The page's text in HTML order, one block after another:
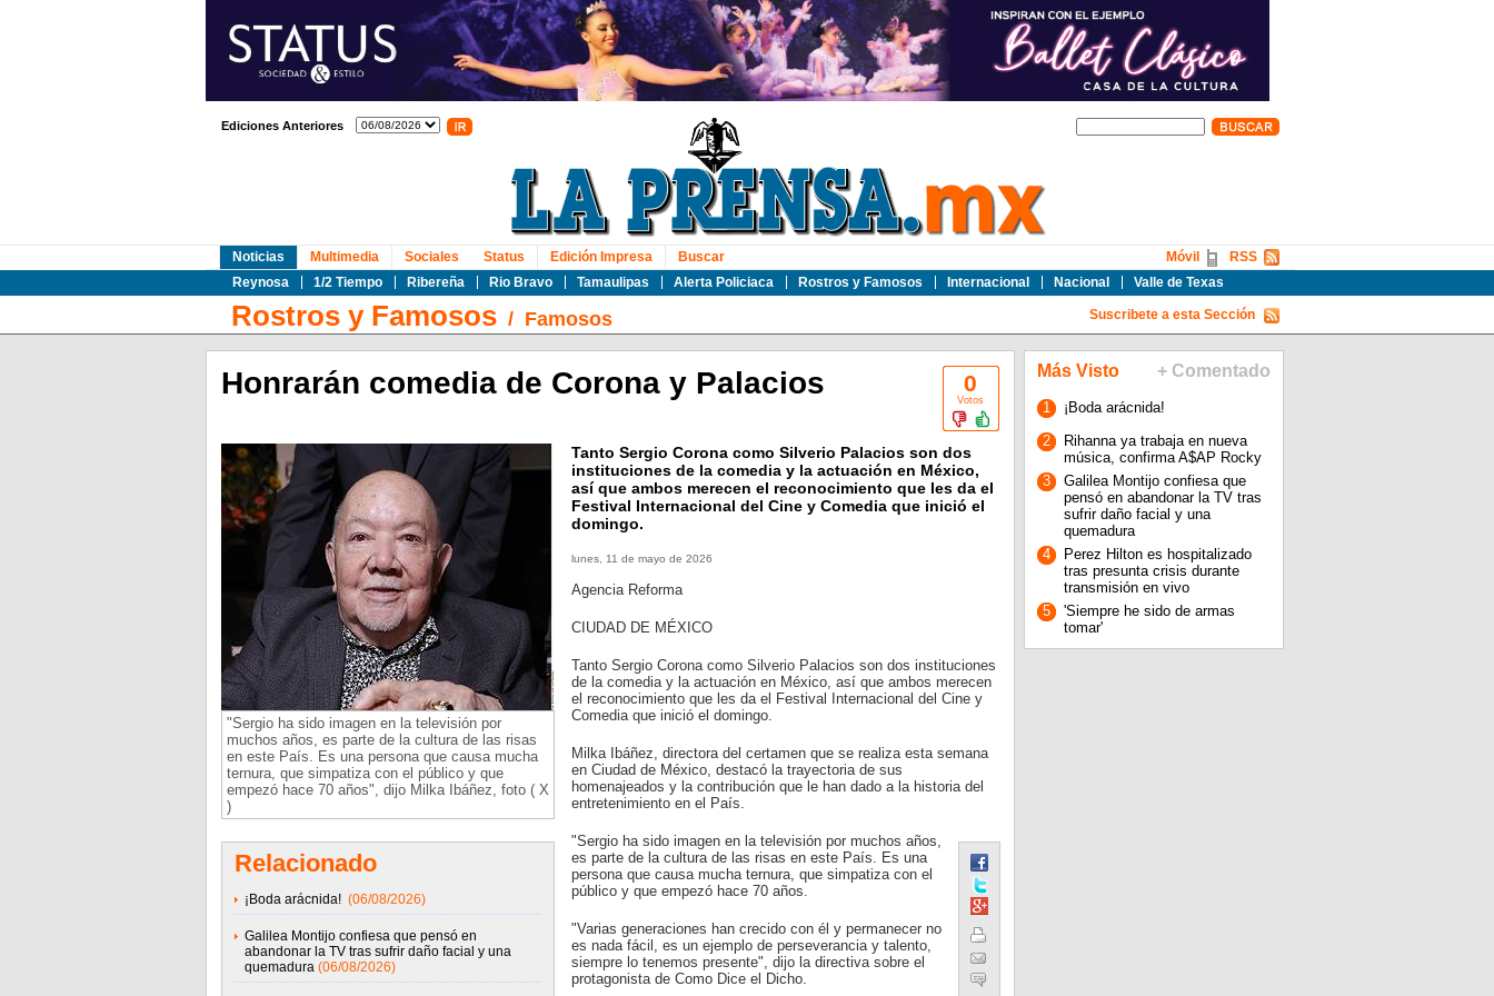
Ediciones Anteriores
Noticias
Reynosa
1/2 Tiempo Ribereña Rio Bravo Tamaulipas Alerta Policiaca Rostros y Famosos Internacional Nacional Valle de Texas
Multimedia Sociales Status Edición Impresa Buscar RSS
Móvil
Rostros y Famosos/ Famosos Suscribete a esta Sección
0
Votos
Honrarán comedia de Corona y Palacios
"Sergio ha sido imagen en la televisión por
muchos años, es parte de la cultura de las risas
en este País. Es una persona que causa mucha
ternura, que simpatiza con el público y que
empezó hace 70 años", dijo Milka Ibáñez, foto ( X
)
Relacionado
¡Boda arácnida! (06/08/2026)
Galilea Montijo confiesa que pensó en
abandonar la TV tras sufrir daño facial y una
quemadura (06/08/2026)
Tanto Sergio Corona como Silverio Palacios son dos
instituciones de la comedia y la actuación en México,
así que ambos merecen el reconocimiento que les da el
Festival Internacional del Cine y Comedia que inició el
domingo.
lunes, 11 de mayo de 2026
Agencia Reforma
CIUDAD DE MÉXICO
Tanto Sergio Corona como Silverio Palacios son dos instituciones
de la comedia y la actuación en México, así que ambos merecen
el reconocimiento que les da el Festival Internacional del Cine y
Comedia que inició el domingo.
Milka Ibáñez, directora del certamen que se realiza esta semana
en Ciudad de México, destacó la trayectoria de sus
homenajeados y la contribución que le han dado a la historia del
entretenimiento en el País.
"Sergio ha sido imagen en la televisión por muchos años,
es parte de la cultura de las risas en este País. Es una
persona que causa mucha ternura, que simpatiza con el
público y que empezó hace 70 años.
"Varias generaciones han crecido con él y permanecer no
es nada fácil, es un ejemplo de perseverancia y talento,
siempre lo tenemos presente", dijo la directiva sobre el
protagonista de Como Dice el Dicho.
Más Visto + Comentado
1
¡Boda arácnida!
2
Rihanna ya trabaja en nueva
música, confirma A$AP Rocky
3
Galilea Montijo confiesa que
pensó en abandonar la TV tras
sufrir daño facial y una
quemadura
4
Perez Hilton es hospitalizado
tras presunta crisis durante
transmisión en vivo
5
'Siempre he sido de armas
tomar'